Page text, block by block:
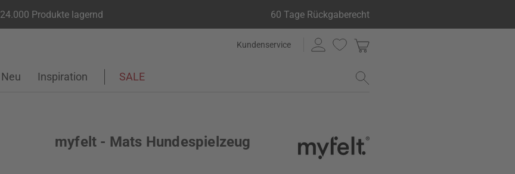
24.000 Produkte lagernd 60 Tage Rückgaberecht
Kundenservice
Neu Inspiration SALE
myfelt - Mats Hundespielzeug